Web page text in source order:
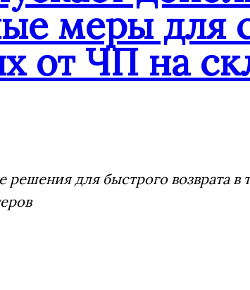
меры для
от ЧП на
для быстрого возврата в